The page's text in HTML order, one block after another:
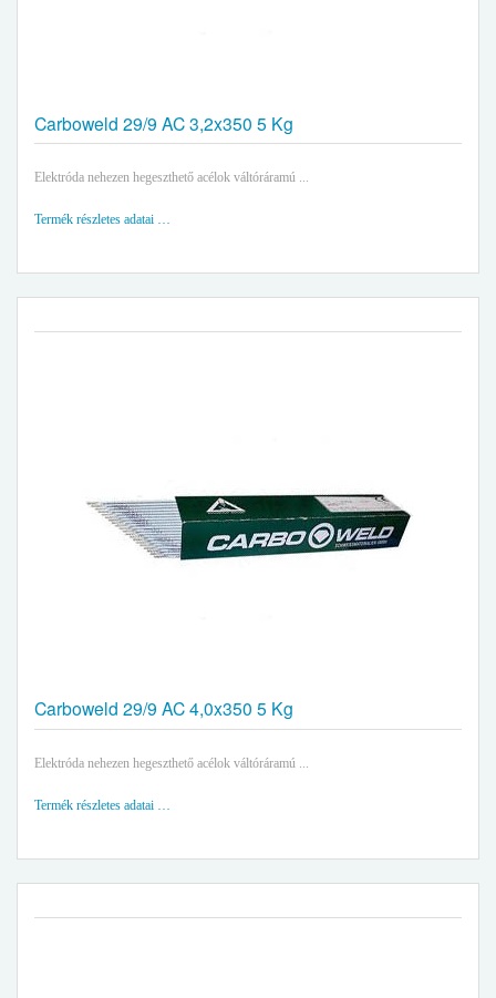
Carboweld 29/9 AC 3,2x350 5 Kg
Elektróda nehezen hegeszthető acélok váltóráramú ...
Termék részletes adatai …
Carboweld 29/9 AC 4,0x350 5 Kg
Elektróda nehezen hegeszthető acélok váltóráramú ...
Termék részletes adatai …